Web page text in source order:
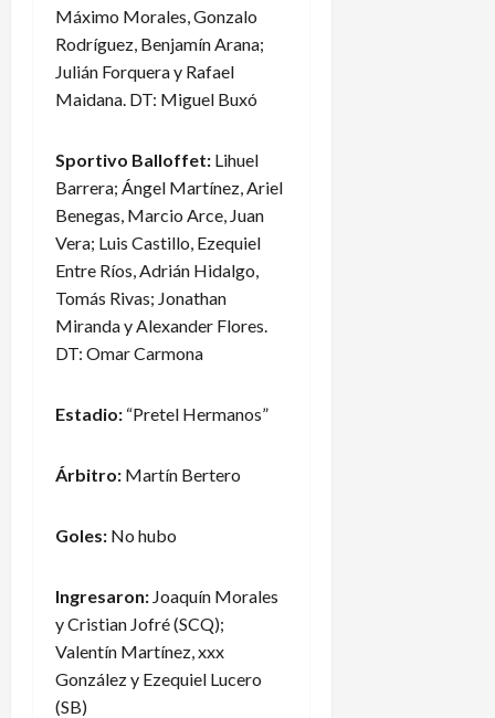
Máximo Morales, Gonzalo
Rodríguez, Benjamín Arana;
Julián Forquera y Rafael
Maidana. DT: Miguel Buxó
Sportivo Balloffet: Lihuel
Barrera; Ángel Martínez, Ariel
Benegas, Marcio Arce, Juan
Vera; Luis Castillo, Ezequiel
Entre Ríos, Adrián Hidalgo,
Tomás Rivas; Jonathan
Miranda y Alexander Flores.
DT: Omar Carmona
Estadio: “Pretel Hermanos”
Árbitro: Martín Bertero
Goles: No hubo
Ingresaron: Joaquín Morales
y Cristian Jofré (SCQ);
Valentín Martínez, xxx
González y Ezequiel Lucero
(SB)